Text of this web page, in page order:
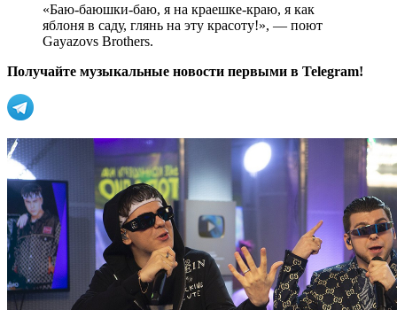
«Баю-баюшки-баю, я на краешке-краю, я как
яблоня в саду, глянь на эту красоту!», — поют
Gayazovs Brothers.
Получайте музыкальные новости первыми в Telegram!